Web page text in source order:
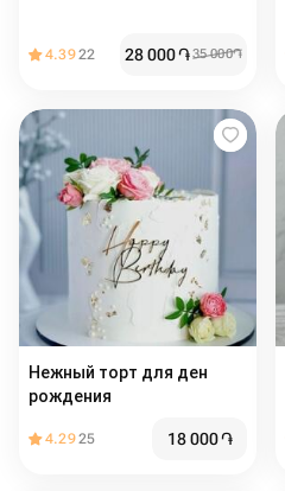
4.3922 28 000֏35 000֏
Нежный торт для ден
рождения
4.2925 18 000֏